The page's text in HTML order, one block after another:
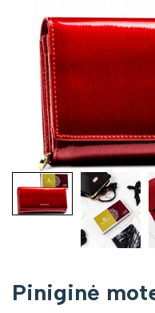
Piniginė